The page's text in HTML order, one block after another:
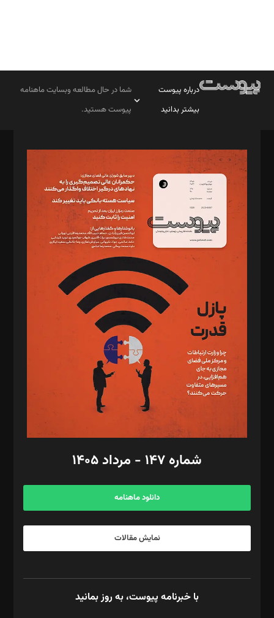
درباره پیوست
بیشتر بدانید
شما در حال مطالعه وبسایت ماهنامه
پیوست هستید.
مدیر مسئول: محمدباقر اثنی‌عشری
سردبیر: مهرک محمودی
دبیر تحریریه: میثم قاسمی
د‌بیر ناداستان: سمانه سمیع
د‌بیر خدمت و تجارت: ابوالفضل رجبی
د‌بیر حقوق فناوری: حسام‌الدین ایپکچی
د‌بیر پیوست جهان: مینا پاکدل
د‌بیر تحریریه آنلاین: بابک نقاش
تحریریه‌: مجتبی محمود‌ی، آرش برهمند، یسنا امان‌پور، سروش کرمیان،
مصطفی مسجدی آرانی، ابوالفضل رجبی، زهرا فکرانه، فائزه فتحی
رستمی،مصطفی باستان
ویرایش: نگار استاد‌‌آقا
طراح یونیفرم: مجید توکلی
فیلمبرداری و عکاسی: امیر شفیعی، مانی لطفی زاده
گرافیک و صفحه‌آرایی: سید‌سبحان‌علی ثابت
مد‌یر توسعه تجاری: کامبیز برید‌
امور مالی: شاپور رهبری، محمد‌ کاظمی‌نیا
آگهی و مشترکین: ۰۹۱۹۹۹۹۰۴۵۴
شماره ۱۴۷ - مرداد ۱۴۰۵
دانلود ماهنامه
نمایش مقالات
با خبرنامه پیوست، به روز بمانید